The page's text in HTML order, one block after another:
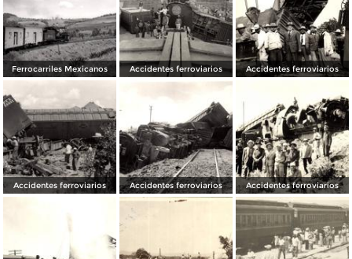
Ferrocarriles Mexicanos Accidentes ferroviarios Accidentes ferroviarios
Accidentes ferroviarios Accidentes ferroviarios Accidentes ferroviarios